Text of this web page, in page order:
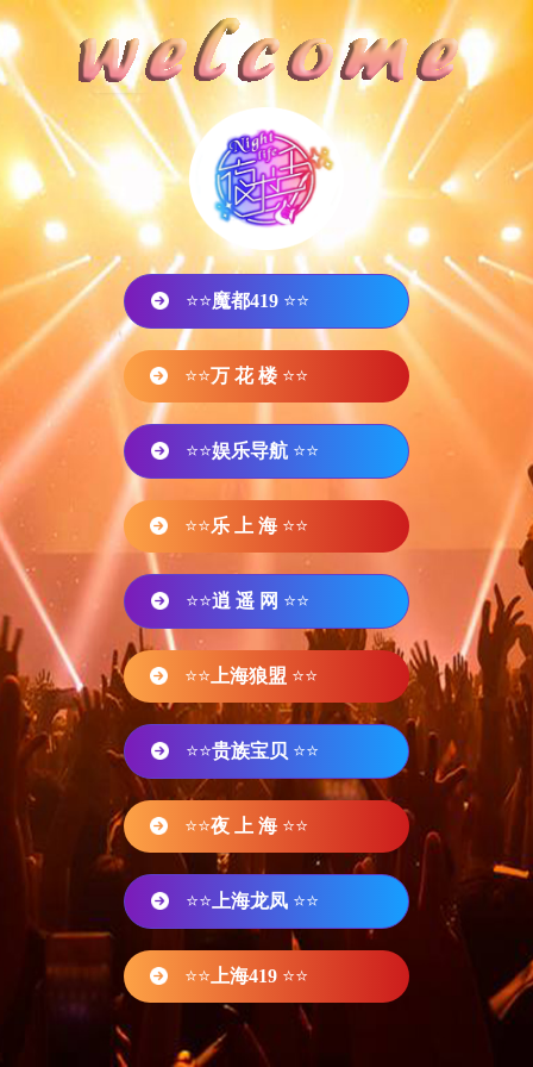
⭐⭐魔都419 ⭐⭐
⭐⭐万 花 楼 ⭐⭐
⭐⭐娱乐导航 ⭐⭐
⭐⭐乐 上 海 ⭐⭐
⭐⭐逍 遥 网 ⭐⭐
⭐⭐ 上海狼盟 ⭐⭐
⭐⭐贵族宝贝 ⭐⭐
⭐⭐夜 上 海 ⭐⭐
⭐⭐ 上海龙凤 ⭐⭐
⭐⭐ 上海419 ⭐⭐